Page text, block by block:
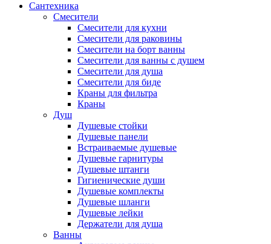
Сантехника
Смесители
Смесители для кухни
Смесители для раковины
Смесители на борт ванны
Смесители для ванны с душем
Смесители для душа
Смесители для биде
Краны для фильтра
Краны
Душ
Душевые стойки
Душевые панели
Встраиваемые душевые
Душевые гарнитуры
Душевые штанги
Гигиенические души
Душевые комплекты
Душевые шланги
Душевые лейки
Держатели для душа
Ванны